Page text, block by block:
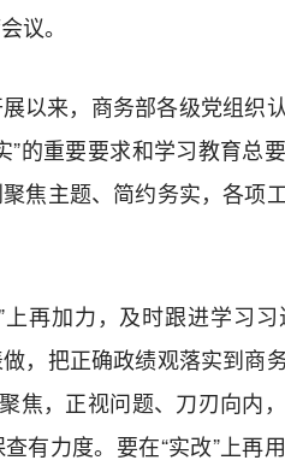
议。
以来，商务部各级党组织
”的重要要求和学习教育总
焦主题、简约务实，各项
上再加力，及时跟进学习
，把正确政绩观落实到商
焦，正视问题、刀刃向内
有力度。要在“实改”上再